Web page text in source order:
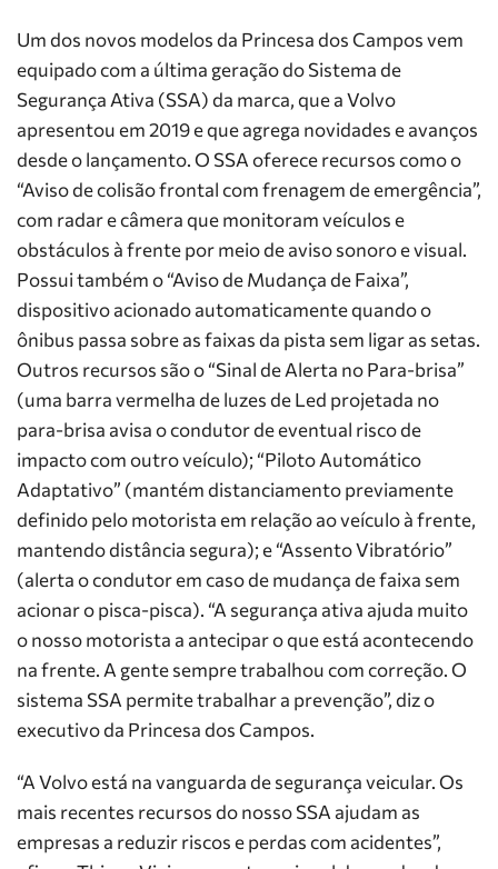
Um dos novos modelos da Princesa dos Campos vem
equipado com a última geração do Sistema de
Segurança Ativa (SSA) da marca, que a Volvo
apresentou em 2019 e que agrega novidades e avanços
desde o lançamento. O SSA oferece recursos como o
“Aviso de colisão frontal com frenagem de emergência”,
com radar e câmera que monitoram veículos e
obstáculos à frente por meio de aviso sonoro e visual.
Possui também o “Aviso de Mudança de Faixa”,
dispositivo acionado automaticamente quando o
ônibus passa sobre as faixas da pista sem ligar as setas.
Outros recursos são o “Sinal de Alerta no Para-brisa”
(uma barra vermelha de luzes de Led projetada no
para-brisa avisa o condutor de eventual risco de
impacto com outro veículo); “Piloto Automático
Adaptativo” (mantém distanciamento previamente
definido pelo motorista em relação ao veículo à frente,
mantendo distância segura); e “Assento Vibratório”
(alerta o condutor em caso de mudança de faixa sem
acionar o pisca-pisca). “A segurança ativa ajuda muito
o nosso motorista a antecipar o que está acontecendo
na frente. A gente sempre trabalhou com correção. O
sistema SSA permite trabalhar a prevenção”, diz o
executivo da Princesa dos Campos.
“A Volvo está na vanguarda de segurança veicular. Os
mais recentes recursos do nosso SSA ajudam as
empresas a reduzir riscos e perdas com acidentes”,